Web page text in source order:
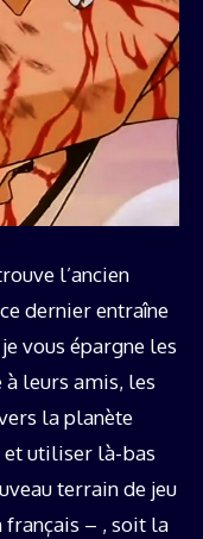
l’ancien
dernier entraîne
vous épargne les
leurs amis, les
la planète
et utiliser là-bas
terrain de jeu
français – , soit la